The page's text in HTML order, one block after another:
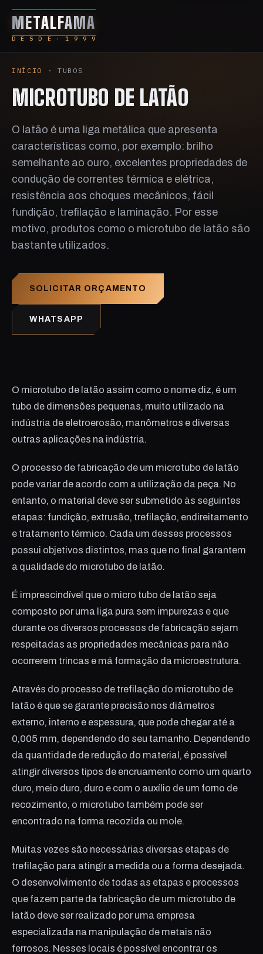
METALFAMA
D E S D E · 1 9 9 9
INÍCIO · TUBOS
MICROTUBO DE LATÃO
O latão é uma liga metálica que apresenta
características como, por exemplo: brilho
semelhante ao ouro, excelentes propriedades de
condução de correntes térmica e elétrica,
resistência aos choques mecânicos, fácil
fundição, trefilação e laminação. Por esse
motivo, produtos como o microtubo de latão são
bastante utilizados.
SOLICITAR ORÇAMENTO
WHATSAPP
O microtubo de latão assim como o nome diz, é um
tubo de dimensões pequenas, muito utilizado na
indústria de eletroerosão, manômetros e diversas
outras aplicações na indústria.
O processo de fabricação de um microtubo de latão
pode variar de acordo com a utilização da peça. No
entanto, o material deve ser submetido às seguintes
etapas: fundição, extrusão, trefilação, endireitamento
e tratamento térmico. Cada um desses processos
possui objetivos distintos, mas que no final garantem
a qualidade do microtubo de latão.
É imprescindível que o micro tubo de latão seja
composto por uma liga pura sem impurezas e que
durante os diversos processos de fabricação sejam
respeitadas as propriedades mecânicas para não
ocorrerem trincas e má formação da microestrutura.
Através do processo de trefilação do microtubo de
latão é que se garante precisão nos diâmetros
externo, interno e espessura, que pode chegar até a
0,005 mm, dependendo do seu tamanho. Dependendo
da quantidade de redução do material, é possível
atingir diversos tipos de encruamento como um quarto
duro, meio duro, duro e com o auxílio de um forno de
recozimento, o microtubo também pode ser
encontrado na forma recozida ou mole.
Muitas vezes são necessárias diversas etapas de
trefilação para atingir a medida ou a forma desejada.
O desenvolvimento de todas as etapas e processos
que fazem parte da fabricação de um microtubo de
latão deve ser realizado por uma empresa
especializada na manipulação de metais não
ferrosos. Nesses locais é possível encontrar os